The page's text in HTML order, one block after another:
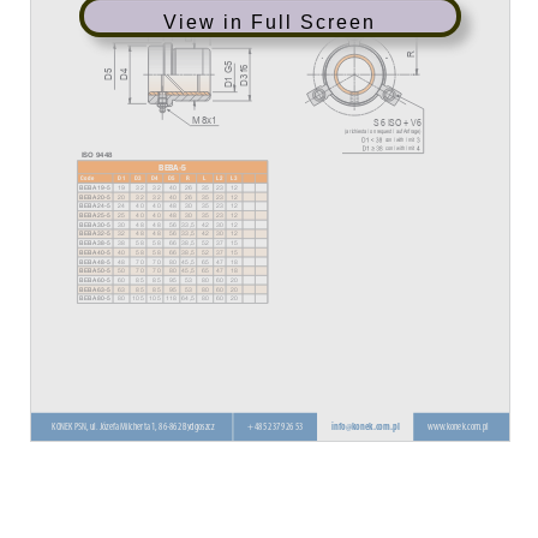
View in Full Screen